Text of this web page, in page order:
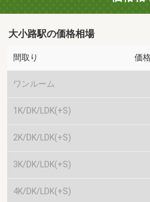
大小路駅の価格相場
間取り 価
ワンルーム
1K/DK/LDK(+S)
2K/DK/LDK(+S)
3K/DK/LDK(+S)
4K/DK/LDK(+S)